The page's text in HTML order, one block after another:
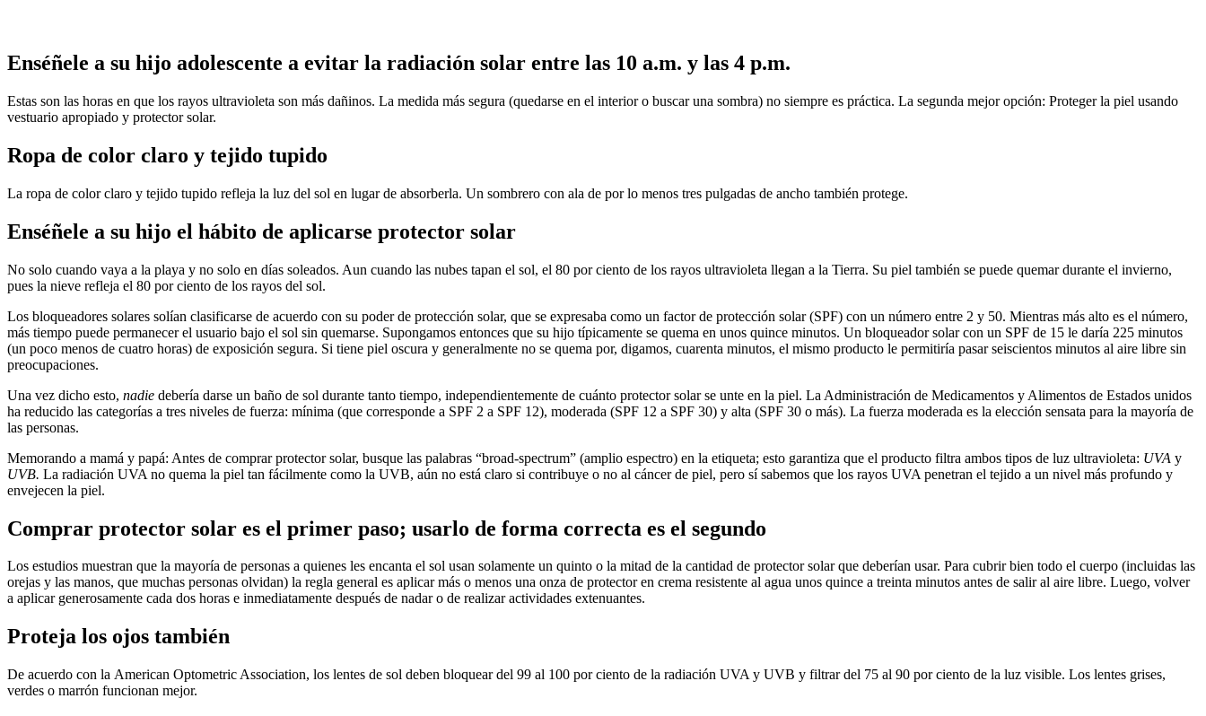
Enséñele a su hijo adolescente a evitar la radiación solar entre las 10 a.m. y las 4 p.m.
Estas son las horas en que los rayos ultravioleta son más dañinos. La medida más segura (quedarse en el interior o buscar una sombra) no siempre es práctica. La segunda mejor opción: Proteger la piel usando
vestuario apropiado y protector solar.
Ropa de color claro y tejido tupido
La ropa de color claro y tejido tupido refleja la luz del sol en lugar de absorberla. Un sombrero con ala de por lo menos tres pulgadas de ancho también protege.
Enséñele a su hijo el hábito de aplicarse protector solar
No solo cuando vaya a la playa y no solo en días soleados. Aun cuando las nubes tapan el sol, el 80 por ciento de los rayos ultravioleta llegan a la Tierra. Su piel también se puede quemar durante el invierno,
pues la nieve refleja el 80 por ciento de los rayos del sol.
Los bloqueadores solares solían clasificarse de acuerdo con su poder de protección solar, que se expresaba como un factor de protección solar (SPF) con un número entre 2 y 50. Mientras más alto es el número,
más tiempo puede permanecer el usuario bajo el sol sin quemarse. Supongamos entonces que su hijo típicamente se quema en unos quince minutos. Un bloqueador solar con un SPF de 15 le daría 225 minutos
(un poco menos de cuatro horas) de exposición segura. Si tiene piel oscura y generalmente no se quema por, digamos, cuarenta minutos, el mismo producto le permitiría pasar seiscientos minutos al aire libre sin
preocupaciones.
Una vez dicho esto, nadie debería darse un baño de sol durante tanto tiempo, independientemente de cuánto protector solar se unte en la piel. La Administración de Medicamentos y Alimentos de Estados unidos
ha reducido las categorías a tres niveles de fuerza: mínima (que corresponde a SPF 2 a SPF 12), moderada (SPF 12 a SPF 30) y alta (SPF 30 o más). La fuerza moderada es la elección sensata para la mayoría de
las personas.
Memorando a mamá y papá: Antes de comprar protector solar, busque las palabras “broad-spectrum” (amplio espectro) en la etiqueta; esto garantiza que el producto filtra ambos tipos de luz ultravioleta: UVA y
UVB. La radiación UVA no quema la piel tan fácilmente como la UVB, aún no está claro si contribuye o no al cáncer de piel, pero sí sabemos que los rayos UVA penetran el tejido a un nivel más profundo y
envejecen la piel.
Comprar protector solar es el primer paso; usarlo de forma correcta es el segundo
Los estudios muestran que la mayoría de personas a quienes les encanta el sol usan solamente un quinto o la mitad de la cantidad de protector solar que deberían usar. Para cubrir bien todo el cuerpo (incluidas las
orejas y las manos, que muchas personas olvidan) la regla general es aplicar más o menos una onza de protector en crema resistente al agua unos quince a treinta minutos antes de salir al aire libre. Luego, volver
a aplicar generosamente cada dos horas e inmediatamente después de nadar o de realizar actividades extenuantes.
Proteja los ojos también
De acuerdo con la American Optometric Association, los lentes de sol deben bloquear del 99 al 100 por ciento de la radiación UVA y UVB y filtrar del 75 al 90 por ciento de la luz visible. Los lentes grises,
verdes o marrón funcionan mejor.